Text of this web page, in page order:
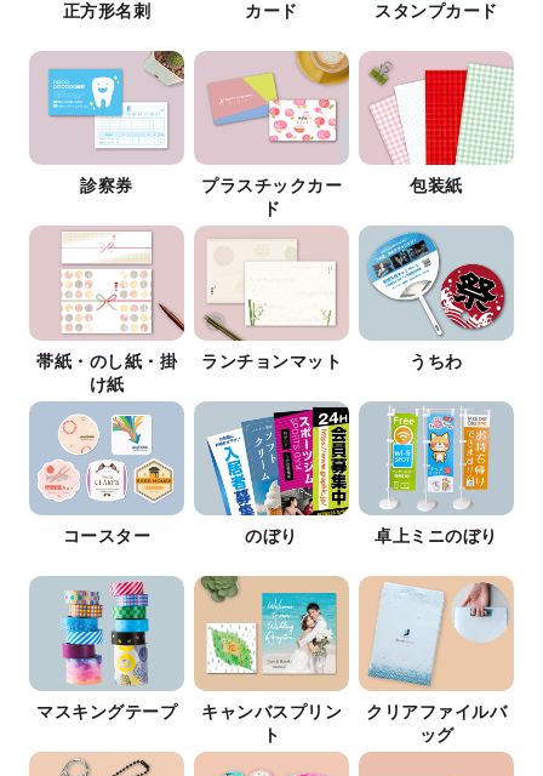
正方形名刺 カード スタンプカード
診察券
プラスチックカー
ド
包装紙
帯紙・のし紙・掛
け紙
ランチョンマット うちわ
コースター のぼり 卓上ミニのぼり
マスキングテープ
キャンバスプリン
ト
クリアファイルバ
ッグ